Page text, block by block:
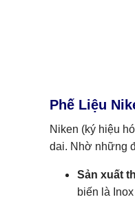
Phế Liệu
Niken (ký hiệu
dai. Nhờ những
Sản xuất
biến là